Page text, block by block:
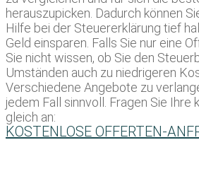
herauszupicken. Dadurch können
Hilfe bei der Steuererklärung tief
Geld einsparen. Falls Sie nur eine
Sie nicht wissen, ob Sie den
Umständen auch zu niedrigeren
Verschiedene Angebote zu
jedem Fall sinnvoll. Fragen Sie
gleich an:
KOSTENLOSE OFFERTEN-